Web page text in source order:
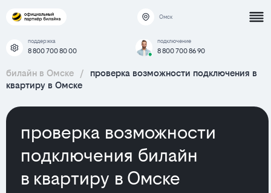
Омск
поддержка
8 800 700 80 00
подключение
8 800 700 86 90
билайн в Омске /
проверка возможности подключения в
квартиру в Омске
проверка возможности
подключения билайн
в квартиру в Омске